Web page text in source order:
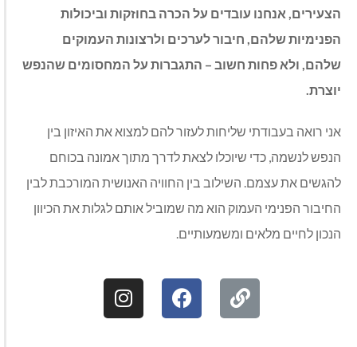
הצעירים, אנחנו עובדים על הכרה בחוזקות וביכולות
הפנימיות שלהם, חיבור לערכים ולרצונות העמוקים
שלהם, ולא פחות חשוב – התגברות על המחסומים שהנפש
יוצרת.
אני רואה בעבודתי שליחות לעזור להם למצוא את האיזון בין
הנפש לנשמה, כדי שיוכלו לצאת לדרך מתוך אמונה בכוחם
להגשים את עצמם. השילוב בין החוויה האנושית המורכבת לבין
החיבור הפנימי העמוק הוא מה שמוביל אותם לגלות את הכיוון
הנכון לחיים מלאים ומשמעותיים.